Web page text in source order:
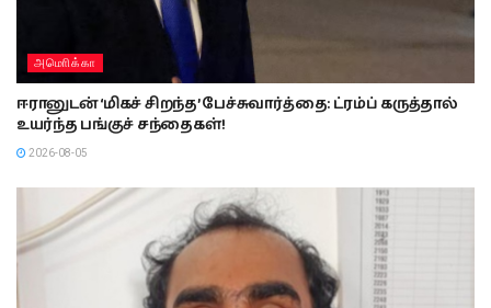
அமொிக்கா
ஈரானுடன் ‘மிகச் சிறந்த’ பேச்சுவார்த்தை: ட்ரம்ப் கருத்தால்
உயர்ந்த பங்குச் சந்தைகள்!
2026-08-05